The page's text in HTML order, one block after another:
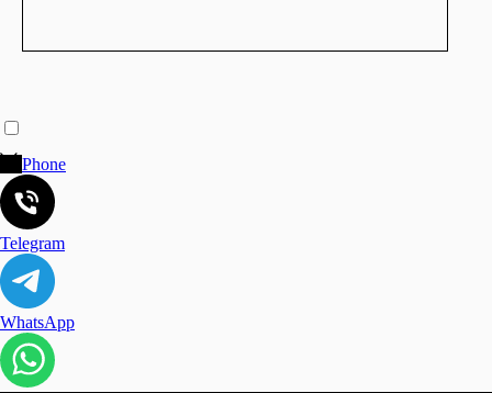
Phone
Telegram
WhatsApp